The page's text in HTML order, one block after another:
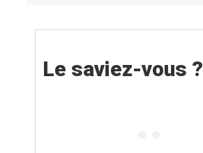
Le saviez-vous ?